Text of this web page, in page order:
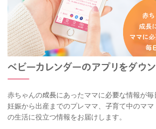
赤ちゃんの成長にあったママに必要な情報が毎
妊娠から出産までのプレママ、子育て中のママ
の生活に役立つ情報をお届けします。